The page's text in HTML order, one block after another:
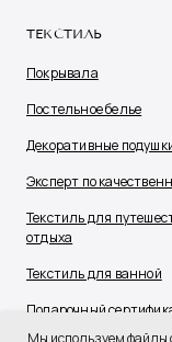
Мы используем файлы
ТЕКСТИЛЬ
Покрывала
Постельное белье
Декоративные
Эксперт по
Текстиль для
отдыха
Текстиль для ванной
Подарочный